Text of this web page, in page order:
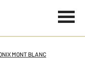
MONT BLANC